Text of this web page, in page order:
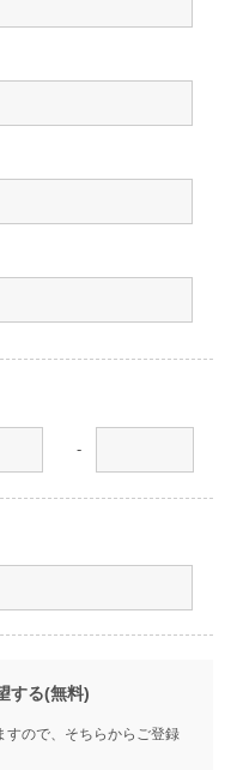
-
する(無料)
すので、そちらからご登録